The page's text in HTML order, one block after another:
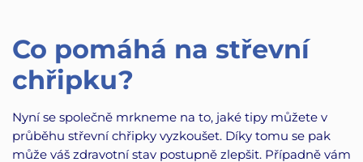
Co pomáhá na střevní
chřipku?
Nyní se společně mrkneme na to, jaké tipy můžete v
průběhu střevní chřipky vyzkoušet. Díky tomu se pak
může váš zdravotní stav postupně zlepšit. Případně vám